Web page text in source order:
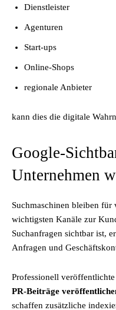
Dienstleister
Agenturen
Start-ups
Online-Shops
regionale Anbieter
kann dies die digitale
Google-
Unternehmen
Suchmaschinen bleiben
wichtigsten Kanäle zur
Suchanfragen sichtbar ist,
Anfragen und
Professionell veröffentlichte
PR-Beiträge
schaffen zusätzliche